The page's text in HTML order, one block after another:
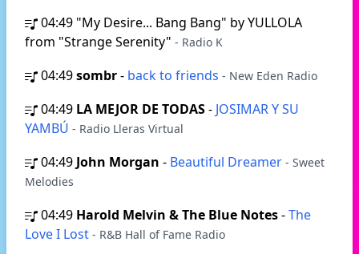
04:49 "My Desire... Bang Bang" by YULLOLA
from "Strange Serenity" - Radio K
04:49sombr- back to friends - New Eden Radio
04:49 LA MEJOR DE TODAS- JOSIMAR Y SU
YAMBÚ - Radio Lleras Virtual
04:49 John Morgan - Beautiful Dreamer - Sweet
Melodies
04:49 Harold Melvin & The Blue Notes-The
Love I Lost - R&B Hall of Fame Radio